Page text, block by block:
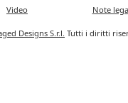
Video Note
Designs S.r.l. Tutti i diritti